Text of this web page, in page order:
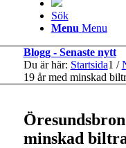
Sök
Menu Menu
Blogg - Senaste nytt
Du är här: Startsida1 /
19 år med minskad
minskad